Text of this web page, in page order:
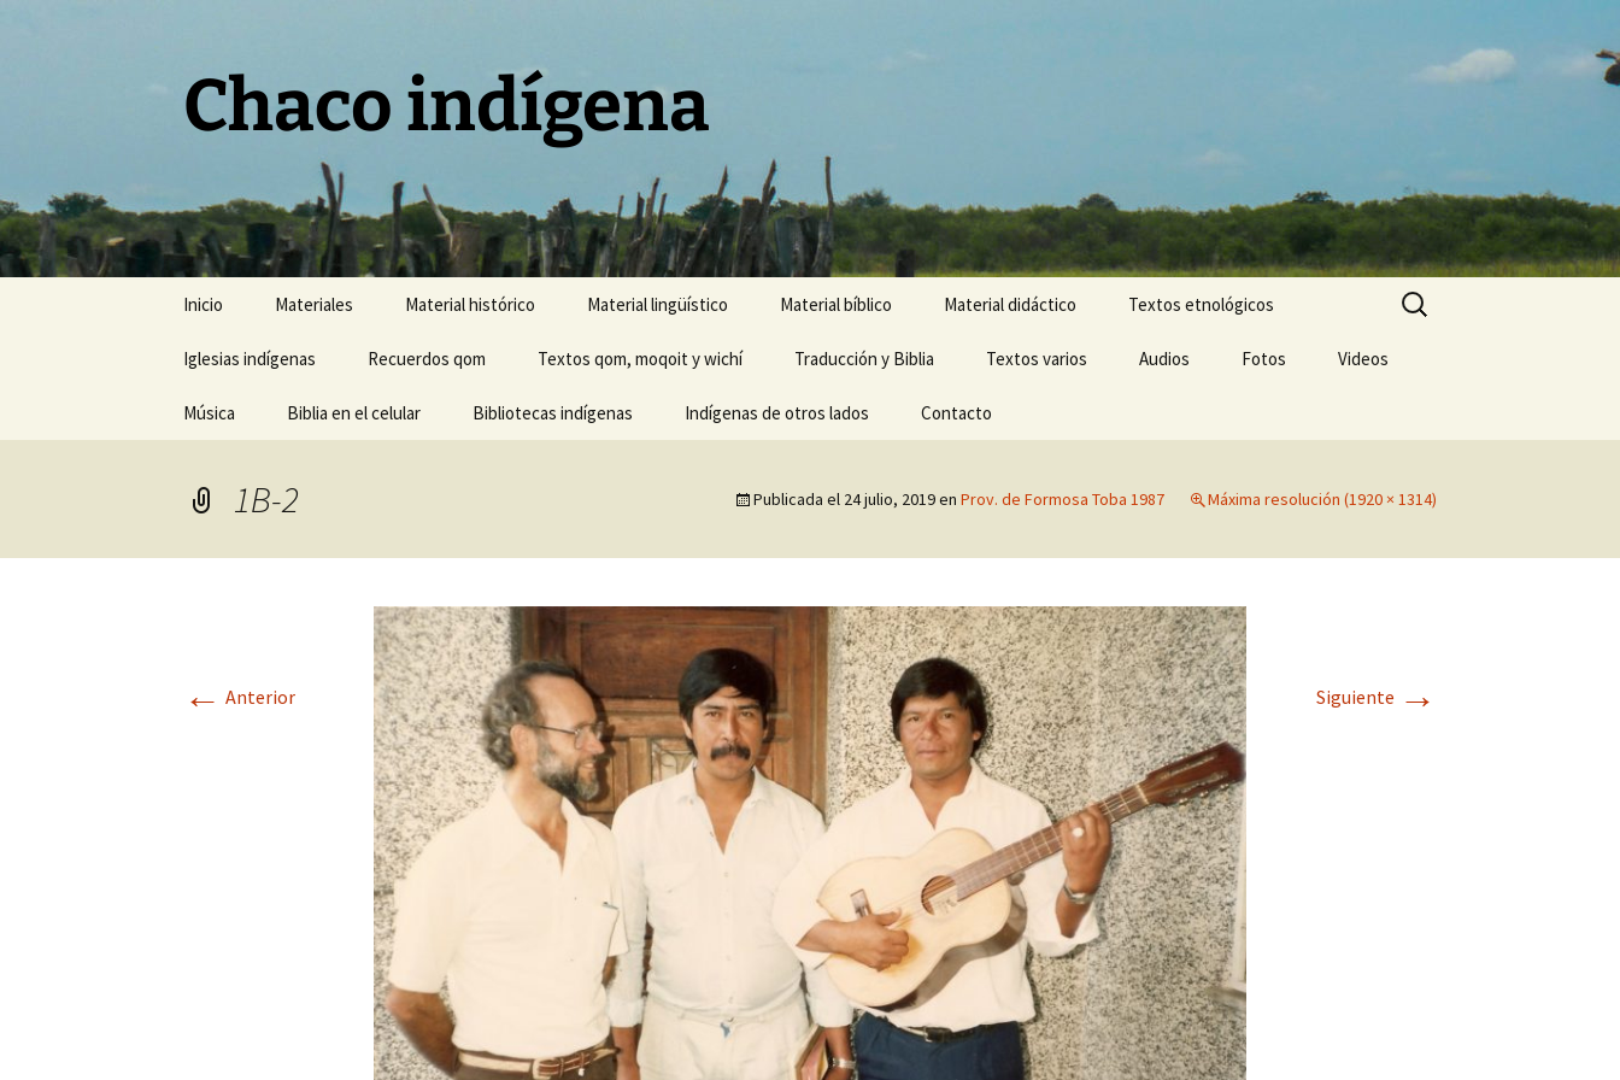
Chaco indígena
contenido
Inicio Materiales Material histórico Material lingüístico Material bíblico Material didáctico Textos etnológicos
Iglesias indígenas Recuerdos qom Textos qom, moqoit y wichí Traducción y Biblia Textos varios Audios Fotos Videos
Música Biblia en el celular Bibliotecas indígenas Indígenas de otros lados Contacto
Buscar:
1B-2 Publicada el 24 julio, 2019en Prov. de Formosa Toba 1987 Máxima resolución (1920 × 1314)
← Anterior Siguiente →